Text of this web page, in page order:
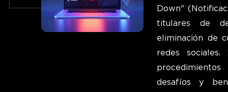
Down"
titulares de
eliminación de
redes
desafíos y